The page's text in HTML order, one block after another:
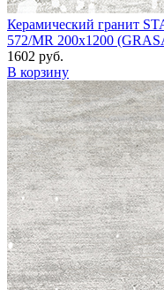
Керамический гранит
572/MR 200x1200
1602 руб.
В корзину